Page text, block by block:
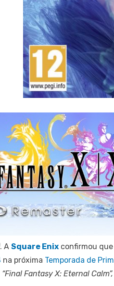
. A Square Enix confirmou
na próxima Temporada de
Fantasy X: Eternal Calm”,